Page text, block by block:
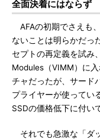
全面決着にはならず
AFAの初期でさえも
ないことは明らかだっ
セプトの再定義を試み
Modules（VIMM）に
チャだったが、サード
プライヤーが使ってい
SSDの価格低下に付い
それでも急激な「ダ